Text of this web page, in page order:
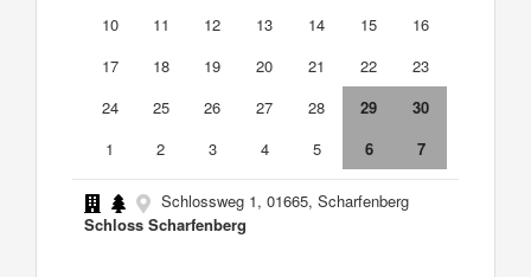
10
11 12 13 14 15
16
17
18 19 20 21 22
23
24
25 26 27 28 29
30
1
2 3 4 5 6 7
Schlossweg 1, 01665, Scharfenberg
Schloss Scharfenberg